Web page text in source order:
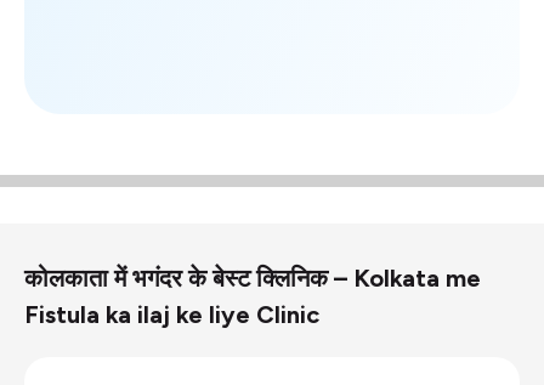
कोलकाता में भगंदर के बेस्ट क्लिनिक – Kolkata me
Fistula ka ilaj ke liye Clinic